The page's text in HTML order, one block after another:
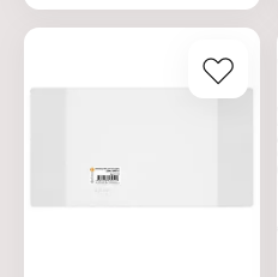
Количество: 10 шт
Текстура поверхности: